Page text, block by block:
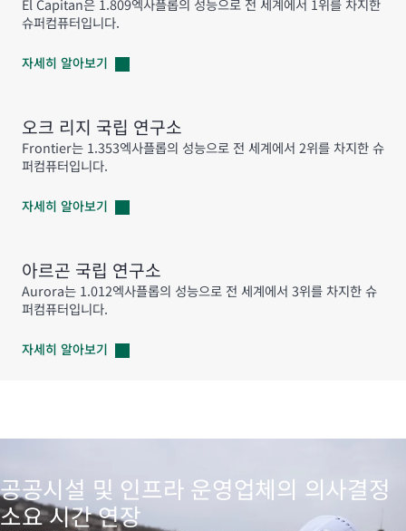
El Capitan은 1.809엑사플롭의 성능으로 전 세계에서 1위를 차지한
슈퍼컴퓨터입니다.
자세히 알아보기
오크 리지 국립 연구소
Frontier는 1.353엑사플롭의 성능으로 전 세계에서 2위를 차지한 슈
퍼컴퓨터입니다.
자세히 알아보기
아르곤 국립 연구소
Aurora는 1.012엑사플롭의 성능으로 전 세계에서 3위를 차지한 슈
퍼컴퓨터입니다.
자세히 알아보기
공공시설 및 인프라 운영업체의 의사결정
소요 시간 연장